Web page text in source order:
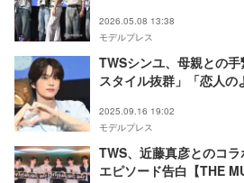
2026.05.08 13:38
モデルプレス
TWSシンユ、母親との
スタイル抜群」「恋人の
2025.09.16 19:02
モデルプレス
TWS、近藤真彦とのコ
エピソード告白【THE